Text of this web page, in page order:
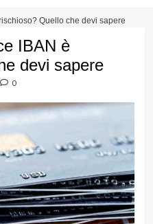
Quello che devi sapere
IBAN è
devi sapere
0